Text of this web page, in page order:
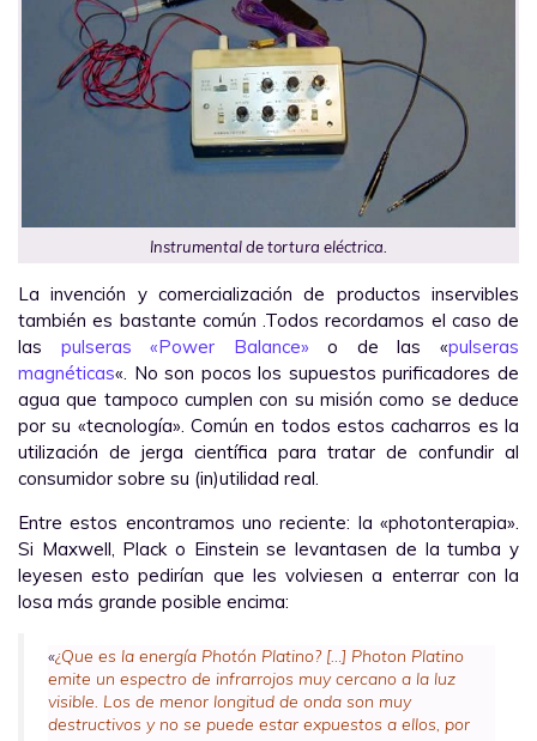
Instrumental de tortura eléctrica.
La invención y comercialización de productos inservibles
también es bastante común .Todos recordamos el caso de
las pulseras «Power Balance» o de las «pulseras
magnéticas«. No son pocos los supuestos purificadores de
agua que tampoco cumplen con su misión como se deduce
por su «tecnología». Común en todos estos cacharros es la
utilización de jerga científica para tratar de confundir al
consumidor sobre su (in)utilidad real.
Entre estos encontramos uno reciente: la «photonterapia».
Si Maxwell, Plack o Einstein se levantasen de la tumba y
leyesen esto pedirían que les volviesen a enterrar con la
losa más grande posible encima:
«¿Que es la energía Photón Platino? […] Photon Platino
emite un espectro de infrarrojos muy cercano a la luz
visible. Los de menor longitud de onda son muy
destructivos y no se puede estar expuestos a ellos, por